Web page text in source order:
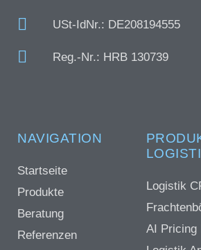
USt-IdNr.: DE208194555
Reg.-Nr.: HRB 130739
NAVIGATION
Startseite
Produkte
Beratung
Referenzen
Logistik
AI Pricing